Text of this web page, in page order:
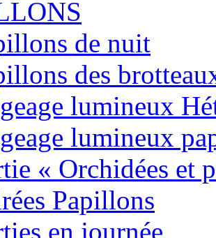
de nuit
des
lumineux
lumineux
« Orchidées et
Papillons
en journée